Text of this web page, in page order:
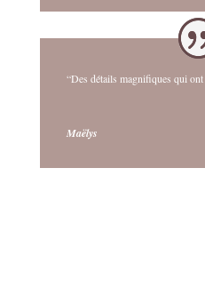
“Des détails magnifiques qui
Maëlys